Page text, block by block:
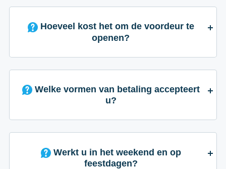
Hoeveel kost het om de voordeur te
openen?
Welke vormen van betaling accepteert
u?
Werkt u in het weekend en op
feestdagen?